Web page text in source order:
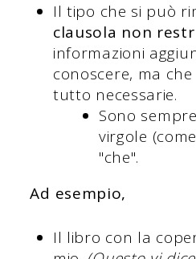
Il tipo che si può
clausola non
informazioni
conoscere, ma
tutto necessarie.
Sono
virgole
"che".
Ad esempio,
Il libro con la